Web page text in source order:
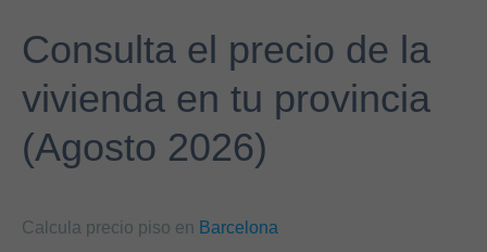
Consulta el precio de la
vivienda en tu provincia
(Agosto 2026)
Calcula precio piso en Barcelona